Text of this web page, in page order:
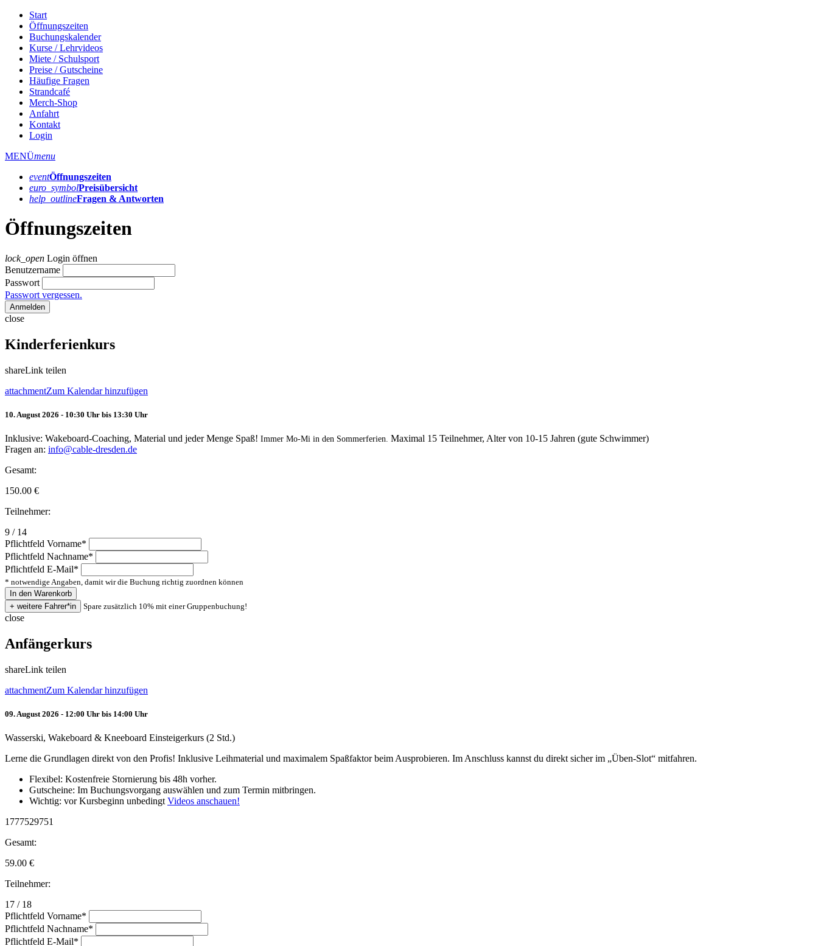
Start
Öffnungszeiten
Buchungskalender
Kurse / Lehrvideos
Miete / Schulsport
Preise / Gutscheine
Häufige Fragen
Strandcafé
Merch-Shop
Anfahrt
Kontakt
Login
MENÜmenu
eventÖffnungs­zeiten
euro_symbolPreis­übersicht
help_outlineFragen & Antworten
Öffnungszeiten
lock_open Login öffnen
Benutzername
Passwort
Passwort vergessen.
Anmelden
close
Kinderferienkurs
shareLink teilen
attachmentZum Kalendar hinzufügen
10. August 2026 - 10:30 Uhr bis 13:30 Uhr
Inklusive: Wakeboard-Coaching, Material und jeder Menge Spaß! Immer Mo-Mi in den Sommerferien. Maximal 15 Teilnehmer, Alter von 10-15 Jahren (gute Schwimmer)
Fragen an: info@cable-dresden.de
Gesamt:
150.00 €
Teilnehmer:
9 / 14
Pflichtfeld Vorname*
Pflichtfeld Nachname*
Pflichtfeld E-Mail*
* notwendige Angaben, damit wir die Buchung richtig zuordnen können
Spare zusätzlich 10% mit einer Gruppenbuchung!
close
Anfängerkurs
shareLink teilen
attachmentZum Kalendar hinzufügen
09. August 2026 - 12:00 Uhr bis 14:00 Uhr
Wasserski, Wakeboard & Kneeboard Einsteigerkurs (2 Std.)
Lerne die Grundlagen direkt von den Profis! Inklusive Leihmaterial und maximalem Spaßfaktor beim Ausprobieren. Im Anschluss kannst du direkt sicher im „Üben-Slot“ mitfahren.
Flexibel: Kostenfreie Stornierung bis 48h vorher.
Gutscheine: Im Buchungsvorgang auswählen und zum Termin mitbringen.
Wichtig: vor Kursbeginn unbedingt Videos anschauen!
1777529751
Gesamt:
59.00 €
Teilnehmer:
17 / 18
Pflichtfeld Vorname*
Pflichtfeld Nachname*
Pflichtfeld E-Mail*